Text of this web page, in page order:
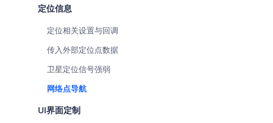
定位信息
定位相关设置与回调
传入外部定位点数据
卫星定位信号强弱
网络点导航
UI界面定制